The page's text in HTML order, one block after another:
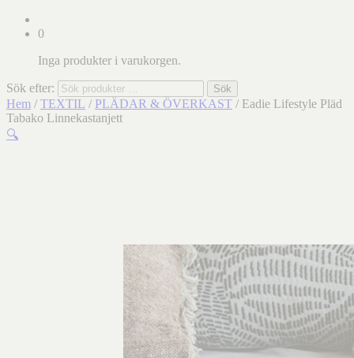
0
Inga produkter i varukorgen.
Sök efter: Sök
Hem / TEXTIL / PLÄDAR & ÖVERKAST / Eadie Lifestyle Pläd
Tabako Linnekastanjett
🔍